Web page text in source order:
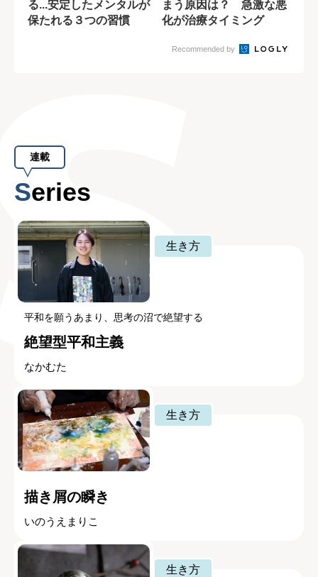
る...安定したメンタルが
保たれる３つの習慣
まう原因は？ 急激な悪
化が治療タイミング
Recommended by
連載
Series
生き方
平和を願うあまり、思考の沼で絶望する
絶望型平和主義
なかむた
生き方
描き屑の瞬き
いのうえまりこ
生き方